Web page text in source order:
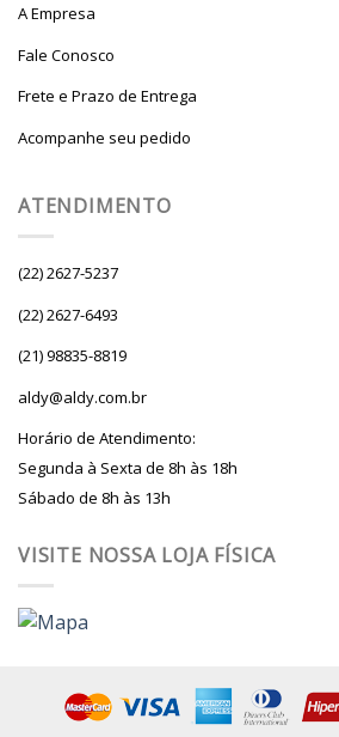
A Empresa
Fale Conosco
Frete e Prazo de Entrega
Acompanhe seu pedido
ATENDIMENTO
(22) 2627-5237
(22) 2627-6493
(21) 98835-8819
aldy@aldy.com.br
Horário de Atendimento:
Segunda à Sexta de 8h às 18h
Sábado de 8h às 13h
VISITE NOSSA LOJA FÍSICA